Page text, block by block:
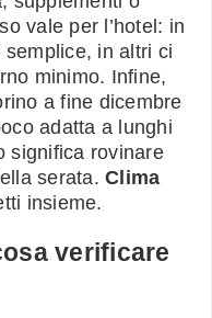
vale per l’hotel: in
in altri ci
minimo. Infine,
a fine dicembre
adatta a lunghi
significa rovinare
serata. Clima
insieme.
verificare